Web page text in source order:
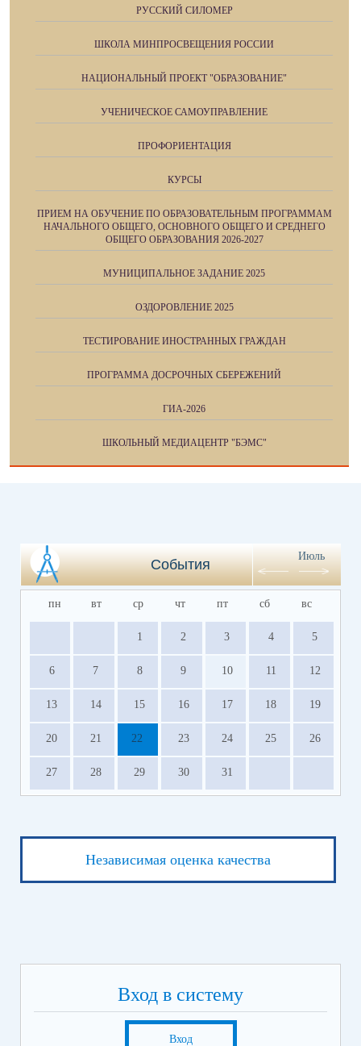
РУССКИЙ СИЛОМЕР
ШКОЛА МИНПРОСВЕЩЕНИЯ РОССИИ
НАЦИОНАЛЬНЫЙ ПРОЕКТ "ОБРАЗОВАНИЕ"
УЧЕНИЧЕСКОЕ САМОУПРАВЛЕНИЕ
ПРОФОРИЕНТАЦИЯ
КУРСЫ
ПРИЕМ НА ОБУЧЕНИЕ ПО ОБРАЗОВАТЕЛЬНЫМ ПРОГРАММАМ
НАЧАЛЬНОГО ОБЩЕГО, ОСНОВНОГО ОБЩЕГО И СРЕДНЕГО
ОБЩЕГО ОБРАЗОВАНИЯ 2026-2027
МУНИЦИПАЛЬНОЕ ЗАДАНИЕ 2025
ОЗДОРОВЛЕНИЕ 2025
ТЕСТИРОВАНИЕ ИНОСТРАННЫХ ГРАЖДАН
ПРОГРАММА ДОСРОЧНЫХ СБЕРЕЖЕНИЙ
ГИА-2026
ШКОЛЬНЫЙ МЕДИАЦЕНТР "БЭМС"
События
Июль
пн вт ср чт пт сб вс
1 2 3 4 5
6 7 8 9 10 11 12
13 14 15 16 17 18 19
20 21 22 23 24 25 26
27 28 29 30 31
Независимая оценка качества
Вход в систему
Вход